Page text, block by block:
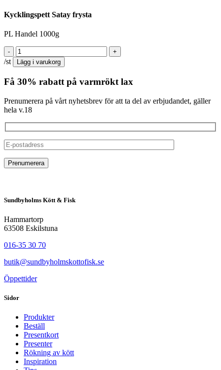
Kycklingspett Satay frysta
PL Handel 1000g
/st Lägg i varukorg
Få 30% rabatt på varmrökt lax
Prenumerera på vårt nyhetsbrev för att ta del av erbjudandet, gäller
hela v.18
Sundbyholms Kött & Fisk
Hammartorp
63508 Eskilstuna
016-35 30 70
butik@sundbyholmskottofisk.se
Öppettider
Sidor
Produkter
Beställ
Presentkort
Presenter
Rökning av kött
Inspiration